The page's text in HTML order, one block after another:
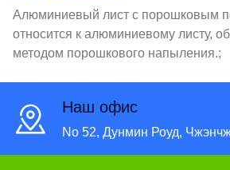
Алюминиевый лист с порошковым
относится к алюминиевому листу,
методом порошкового напыления.;
Наш офис
No 52, Дунмин Роуд,